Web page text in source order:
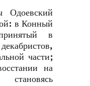
Одоевский
в Конный
в
части;
на